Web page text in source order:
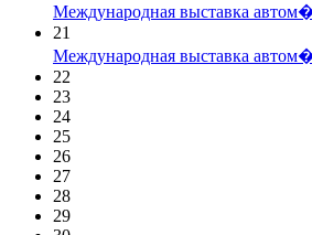
Международная выставка
21
Международная выставка
22
23
24
25
26
27
28
29